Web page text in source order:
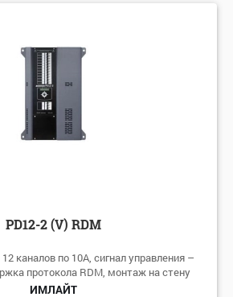
PD12-2 (V) RDM
каналов по 10А, сигнал управления –
протокола RDM, монтаж на стену
ИМЛАЙТ